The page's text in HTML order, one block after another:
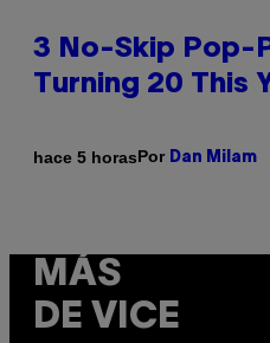
3 No-Skip Pop-
Turning 20 This
hace 5 horasPor Dan Milam
MÁS
DE VICE